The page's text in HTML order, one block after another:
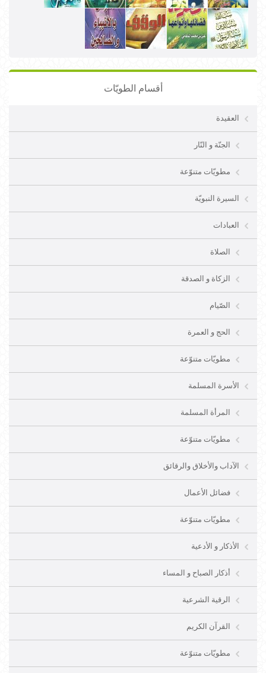
أقسام الطويّات
العقيدة
الجنّة و النّار
مطويّات متنوّعة
السيرة النبويّة
العبادات
الصلاة
الزكاة و الصدقة
الصّيام
الحج و العمرة
مطويّات متنوّعة
الأسرة المسلمة
المرأة المسلمة
مطويّات متنوّعة
الآداب والأخلاق والرقائق
فضائل الأعمال
مطويّات متنوّعة
الأذكار و الأدعية
أذكار الصباح و المساء
الرقية الشرعية
القرآن الكريم
مطويّات متنوّعة